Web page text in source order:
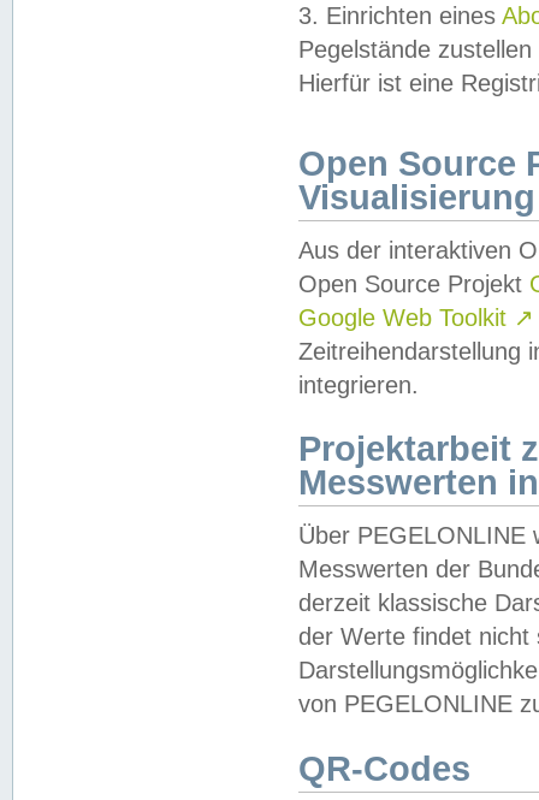
3. Einrichten eines
Pegelstände
Hierfür ist eine
Open Source
Visualisierung
Aus der interaktiven
Open Source Projekt
Google Web Toolkit ↗
Zeitreihendarstellung
integrieren.
Projektarbeit
Messwerten
Über PEGELONLINE
Messwerten der
derzeit klassische
der Werte findet
von PEGELONLINE
QR-Codes